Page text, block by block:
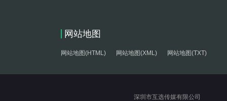
网站地图
网站地图(HTML) 网站地图(XML) 网站地图(TXT)
深圳市互选传媒有限公司